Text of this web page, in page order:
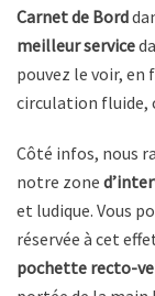
Carnet de Bord
meilleur service
pouvez le voir, en
circulation
Côté infos, nous
notre zone
et ludique. Vous
réservée à cet
pochette recto-